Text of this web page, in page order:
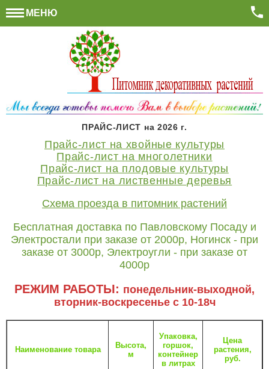
МЕНЮ
ПРАЙС-ЛИСТ на 2026 г.
Прайс-лист на хвойные культуры
Прайс-лист на многолетники
Прайс-лист на плодовые культуры
Прайс-лист на лиственные деревья
Схема проезда в питомник растений
Бесплатная доставка по Павловскому Посаду и
Электростали при заказе от 2000р, Ногинск - при
заказе от 3000р, Электроугли - при заказе от
4000р
РЕЖИМ РАБОТЫ: понедельник-выходной,
вторник-воскресенье с 10-18ч
Наименование товара
Высота,
м
Упаковка,
горшок,
контейнер
в литрах
Цена
растения,
руб.